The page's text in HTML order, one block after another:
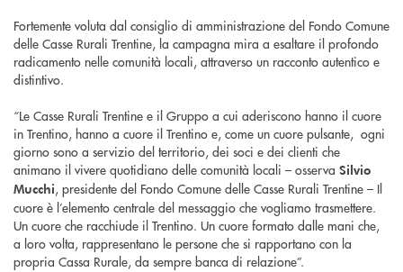
Fortemente voluta dal consiglio di amministrazione del Fondo Comune
delle Casse Rurali Trentine, la campagna mira a esaltare il profondo
radicamento nelle comunità locali, attraverso un racconto autentico e
distintivo.
“Le Casse Rurali Trentine e il Gruppo a cui aderiscono hanno il cuore
in Trentino, hanno a cuore il Trentino e, come un cuore pulsante, ogni
giorno sono a servizio del territorio, dei soci e dei clienti che
animano il vivere quotidiano delle comunità locali – osserva Silvio
Mucchi, presidente del Fondo Comune delle Casse Rurali Trentine – Il
cuore è l’elemento centrale del messaggio che vogliamo trasmettere.
Un cuore che racchiude il Trentino. Un cuore formato dalle mani che,
a loro volta, rappresentano le persone che si rapportano con la
propria Cassa Rurale, da sempre banca di relazione”.